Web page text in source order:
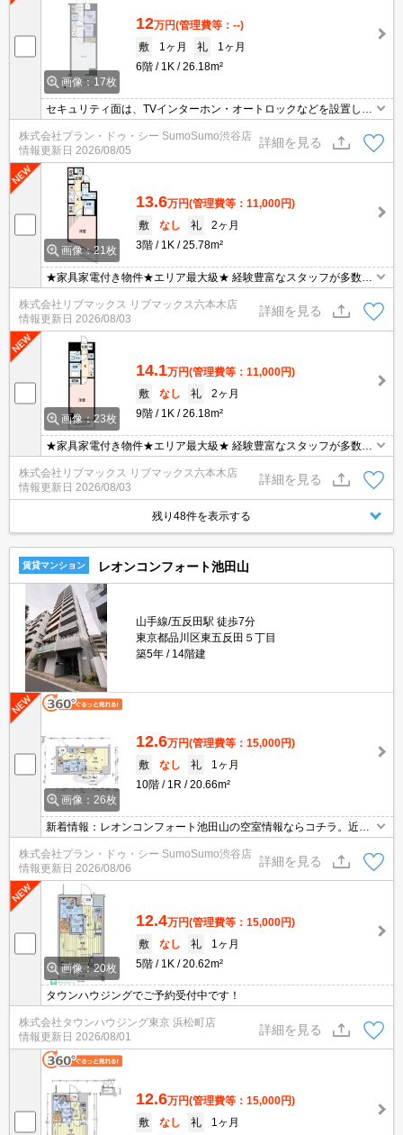
画像：17枚
12万円(管理費等：--)
敷
1ヶ月 礼
1ヶ月
6階
1K 26.18m²
セキュリティ面は、TVインターホン・オートロックなどを設置して
いるので安全面でも優れております。自分のライフスタイルに合わ
せてゴミを捨てられる、24時間ゴミ出し可能物件になっておりま
す。収納はシューズボックス・クロゼット・全居室収納など豊富な
ので、衣類や履き物の整理がしやすく便利です。
株式会社プラン・ドゥ・シー SumoSumo渋谷店
情報更新日 2026/08/05
詳細を見る
画像：21枚
13.6万円(管理費等：11,000円)
敷
なし 礼
2ヶ月
3階
1K 25.78m²
★家具家電付き物件★エリア最大級★ 経験豊富なスタッフが多数在
籍しております♪
株式会社リブマックス リブマックス六本木店
情報更新日 2026/08/03
詳細を見る
画像：23枚
14.1万円(管理費等：11,000円)
敷
なし 礼
2ヶ月
9階
1K 26.18m²
★家具家電付き物件★エリア最大級★ 経験豊富なスタッフが多数在
籍しております♪
株式会社リブマックス リブマックス六本木店
情報更新日 2026/08/03
詳細を見る
残り48件を表示する
賃貸マンション レオンコンフォート池田山
山手線/五反田駅 徒歩7分
東京都品川区東五反田５丁目
築5年
14階建
画像：26枚
12.6万円(管理費等：15,000円)
敷
なし 礼
1ヶ月
10階
1R 20.66m²
新着情報：レオンコンフォート池田山の空室情報ならコチラ。近く
にはセブンイレブン 西五反田店(徒歩5分)がありちょっとした買い物
に便利です。収納はシューズボックス・ウォークインクロゼットな
ど豊富なので、広々と空間を利用することも可能です。
株式会社プラン・ドゥ・シー SumoSumo渋谷店
情報更新日 2026/08/06
詳細を見る
画像：20枚
12.4万円(管理費等：15,000円)
敷
なし 礼
1ヶ月
5階
1K 20.62m²
タウンハウジングでご予約受付中です！
株式会社タウンハウジング東京 浜松町店
情報更新日 2026/08/01
詳細を見る
12.6万円(管理費等：15,000円)
敷
なし 礼 1ヶ月